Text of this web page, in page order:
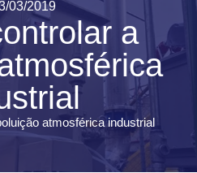
03/2019
a
atmosférica industrial